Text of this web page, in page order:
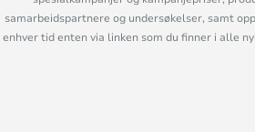
samarbeidspartnere og undersøkelser, samt
enhver tid enten via linken som du finner i alle